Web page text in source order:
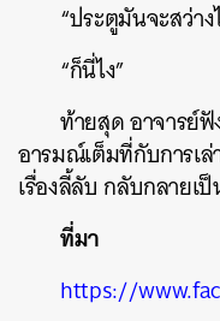
“ประตูมันจะสว่าง
“ก็นี่ไง”
ท้ายสุด อาจารย์ฟั
อารมณ์เต็มที่กับการเ
เรื่องลี้ลับ กลับกลายเ
ที่มา
https://